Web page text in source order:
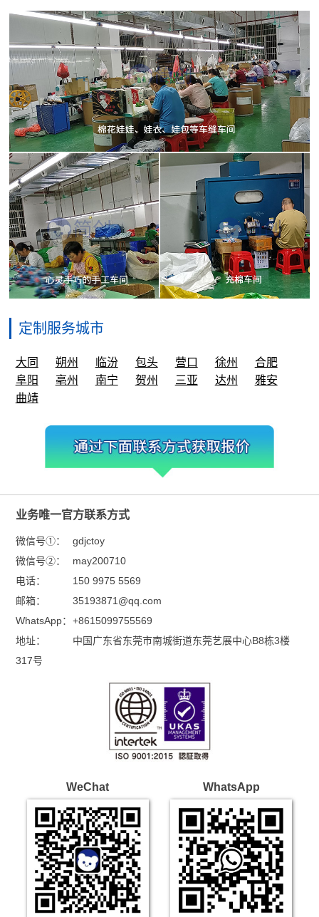
定制服务城市
大同 朔州 临汾 包头 营口 徐州
合肥
阜阳
亳州 南宁 贺州 三亚 达州
雅安
曲靖
业务唯一官方联系方式
微信号①：
gdjctoy
微信号②：
may200710
电话：
150 9975 5569
邮箱：
35193871@qq.com
WhatsApp： +8615099755569
地址：
中国广东省东莞市南城街道东莞艺展中心B8栋3楼
317号
WeChat WhatsApp